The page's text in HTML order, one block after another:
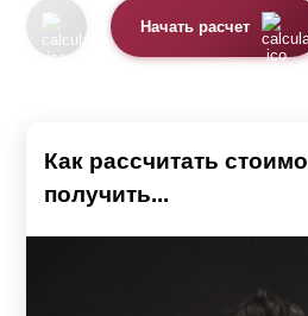
Начать расчет
Как рассчитать
получить...